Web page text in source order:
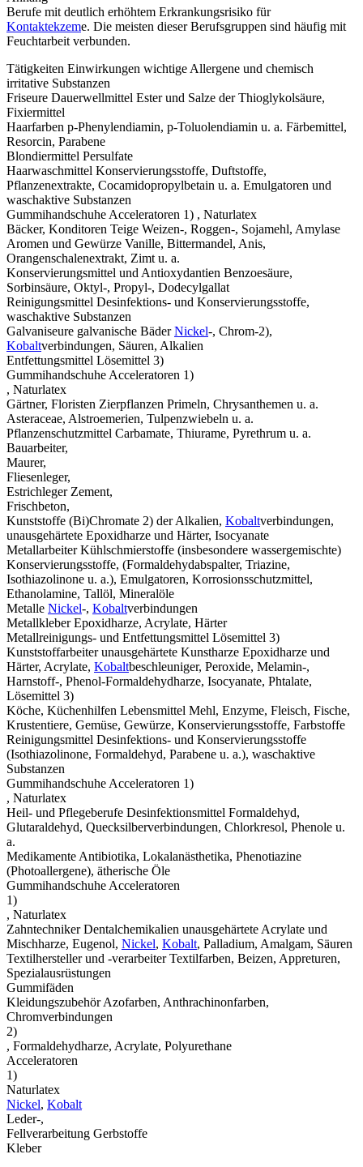
Berufe mit deutlich erhöhtem Erkrankungsrisiko für
Kontaktekzeme. Die meisten dieser Berufsgruppen sind häufig mit
Feuchtarbeit verbunden.
Tätigkeiten Einwirkungen wichtige Allergene und chemisch
irritative Substanzen
Friseure Dauerwellmittel Ester und Salze der Thioglykolsäure,
Fixiermittel
Haarfarben p-Phenylendiamin, p-Toluolendiamin u. a. Färbemittel,
Resorcin, Parabene
Blondiermittel Persulfate
Haarwaschmittel Konservierungsstoffe, Duftstoffe,
Pflanzenextrakte, Cocamidopropylbetain u. a. Emulgatoren und
waschaktive Substanzen
Gummihandschuhe Acceleratoren 1) , Naturlatex
Bäcker, Konditoren Teige Weizen-, Roggen-, Sojamehl, Amylase
Aromen und Gewürze Vanille, Bittermandel, Anis,
Orangenschalenextrakt, Zimt u. a.
Konservierungsmittel und Antioxydantien Benzoesäure,
Sorbinsäure, Oktyl-, Propyl-, Dodecylgallat
Reinigungsmittel Desinfektions- und Konservierungsstoffe,
waschaktive Substanzen
Galvaniseure galvanische BäderNickel-, Chrom-2),
Kobaltverbindungen, Säuren, Alkalien
Entfettungsmittel Lösemittel 3)
Gummihandschuhe Acceleratoren 1)
, Naturlatex
Gärtner, Floristen Zierpflanzen Primeln, Chrysanthemen u. a.
Asteraceae, Alstroemerien, Tulpenzwiebeln u. a.
Pflanzenschutzmittel Carbamate, Thiurame, Pyrethrum u. a.
Bauarbeiter,
Maurer,
Fliesenleger,
Estrichleger Zement,
Frischbeton,
Kunststoffe (Bi)Chromate 2) der Alkalien, Kobaltverbindungen,
unausgehärtete Epoxidharze und Härter, Isocyanate
Metallarbeiter Kühlschmierstoffe (insbesondere wassergemischte)
Konservierungsstoffe, (Formaldehydabspalter, Triazine,
Isothiazolinone u. a.), Emulgatoren, Korrosionsschutzmittel,
Ethanolamine, Tallöl, Mineralöle
Metalle Nickel-, Kobaltverbindungen
Metallkleber Epoxidharze, Acrylate, Härter
Metallreinigungs- und Entfettungsmittel Lösemittel 3)
Kunststoffarbeiter unausgehärtete Kunstharze Epoxidharze und
Härter, Acrylate, Kobaltbeschleuniger, Peroxide, Melamin-,
Harnstoff-, Phenol-Formaldehydharze, Isocyanate, Phtalate,
Lösemittel 3)
Köche, Küchenhilfen Lebensmittel Mehl, Enzyme, Fleisch, Fische,
Krustentiere, Gemüse, Gewürze, Konservierungsstoffe, Farbstoffe
Reinigungsmittel Desinfektions- und Konservierungsstoffe
(Isothiazolinone, Formaldehyd, Parabene u. a.), waschaktive
Substanzen
Gummihandschuhe Acceleratoren 1)
, Naturlatex
Heil- und Pflegeberufe Desinfektionsmittel Formaldehyd,
Glutaraldehyd, Quecksilberverbindungen, Chlorkresol, Phenole u.
a.
Medikamente Antibiotika, Lokalanästhetika, Phenotiazine
(Photoallergene), ätherische Öle
Gummihandschuhe Acceleratoren
1)
, Naturlatex
Zahntechniker Dentalchemikalien unausgehärtete Acrylate und
Mischharze, Eugenol, Nickel, Kobalt, Palladium, Amalgam, Säuren
Textilhersteller und -verarbeiter Textilfarben, Beizen, Appreturen,
Spezialausrüstungen
Gummifäden
Kleidungszubehör Azofarben, Anthrachinonfarben,
Chromverbindungen
2)
, Formaldehydharze, Acrylate, Polyurethane
Acceleratoren
1)
Naturlatex
Nickel, Kobalt
Leder-,
Fellverarbeitung Gerbstoffe
Kleber